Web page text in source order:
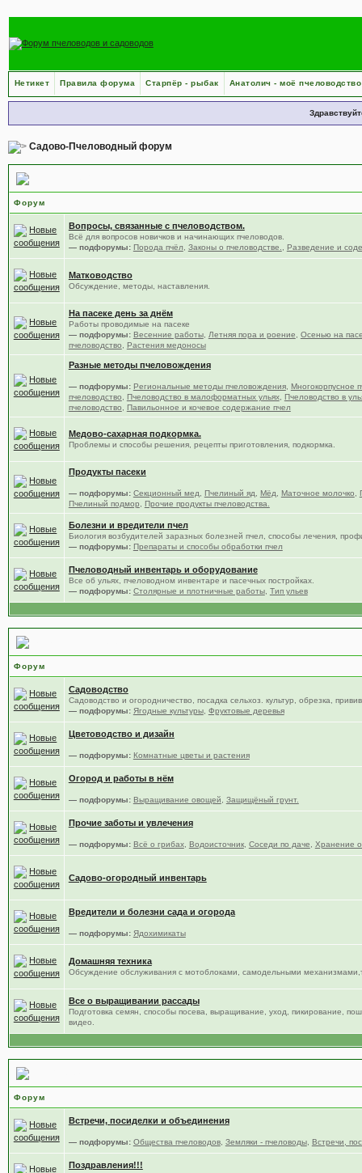
Нетикет Правила форума Старпёр - рыбак Анатолич - моё пчеловодство
Садово-Пчеловодный форум
Форум
Вопросы, связанные с пчеловодством.
Всё для вопросов новичков и начинающих пчеловодов.
— подфорумы: Порода пчёл Законы о пчеловодстве. Разведение и
Матководство
Обсуждение, методы, наставления.
На пасеке день за днём
Работы проводимые на пасеке
— подфорумы: Весенние работы, Летняя пора и роение
Осенью на
пчеловодство
Растения медоносы
Разные методы пчеловождения
— подфорумы: Региональные методы пчеловождения, Многокорпусное
пчеловодство
Пчеловодство в малоформатных ульях, Пчеловодство в
пчеловодство
Павильонное и кочевое содержание пчел
Медово-сахарная подкормка.
Проблемы и способы решения, рецепты приготовления, подкормка.
Продукты пасеки
— подфорумы: Секционный мед Пчелиный яд Мёд Маточное молочко
Пчелиный подмор
Прочие продукты пчеловодства.
Болезни и вредители пчел
Биология возбудителей заразных болезней пчел, способы лечения,
— подфорумы: Препараты и способы обработки пчел
Пчеловодный инвентарь и оборудование
Все об ульях, пчеловодном инвентаре и пасечных постройках.
— подфорумы: Столярные и плотничные работы, Тип ульев
Форум
Садоводство
Садоводство и огородничество, посадка сельхоз. культур, обрезка,
— подфорумы: Ягодные культуры, Фруктовые деревья
Цветоводство и дизайн
— подфорумы: Комнатные цветы и растения
Огород и работы в нём
— подфорумы: Выращивание овощей Защищёный грунт.
Прочие заботы и увлечения
— подфорумы: Всё о грибах, Водоисточник, Соседи по даче Хранение
Садово-огородный инвентарь
Вредители и болезни сада и огорода
— подфорумы: Ядохимикаты
Домашняя техника
Обсуждение обслуживания с мотоблоками, самодельными
Все о выращивании рассады
Подготовка семян, способы посева, выращивание, уход, пикирование,
видео.
Форум
Встречи, посиделки и объединения
— подфорумы: Общества пчеловодов, Земляки - пчеловоды, Встречи,
Поздравления!!!